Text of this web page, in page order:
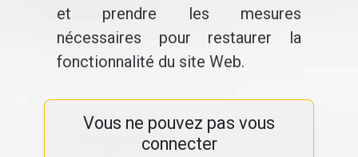
et prendre les mesures
nécessaires pour restaurer la
fonctionnalité du site Web.
Vous ne pouvez pas vous
connecter